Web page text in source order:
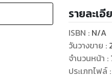
รายละเอี
ISBN : N/A
วันวางขาย :
จำนวนหน้า :
ประเภทไฟล์: